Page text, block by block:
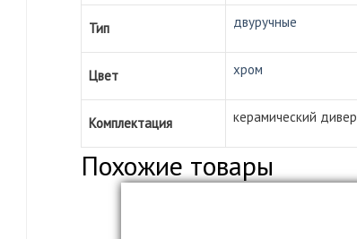
Тип двуручные
Цвет хром
Комплектация керамический
Похожие товары